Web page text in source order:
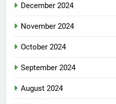
December 2024
November 2024
October 2024
September 2024
August 2024